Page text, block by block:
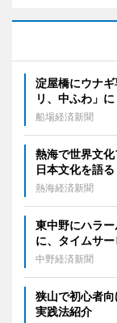
淀屋橋にウナ
リ、中ふわ」に
船場経済新聞
熱海で世界文
日本文化を語る
熱海経済新聞
東中野にハラ
に、タイムサ
中野経済新聞
狭山で初心者
実践法紹介